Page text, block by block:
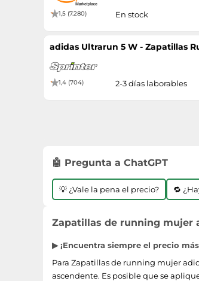
1,5 (7.280) En stock
adidas Ultrarun 5 W - Zapatillas
1,4 (704) 2-3 días laborables
🤖 Pregunta a ChatGPT
💡 ¿Vale la pena el precio? 🔁
Zapatillas de running mujer
▶ ¡Encuentra siempre el precio
Para Zapatillas de running mujer
ascendente. Es posible que se